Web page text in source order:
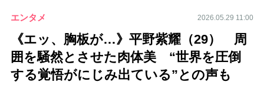
エンタメ 2026.05.29 11:00
《エッ、胸板が…》平野紫耀（29） 周
囲を騒然とさせた肉体美 “世界を圧倒
する覚悟がにじみ出ている”との声も